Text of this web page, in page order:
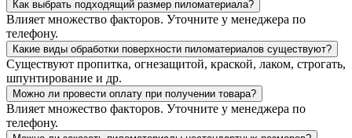
Как выбрать подходящий размер пиломатериала?
Влияет множество факторов. Уточните у менеджера по
телефону.
Какие виды обработки поверхности пиломатериалов существуют?
Существуют пропитка, огнезащитой, краской, лаком, строгать,
шпунтирование и др.
Можно ли провести оплату при получении товара?
Влияет множество факторов. Уточните у менеджера по
телефону.